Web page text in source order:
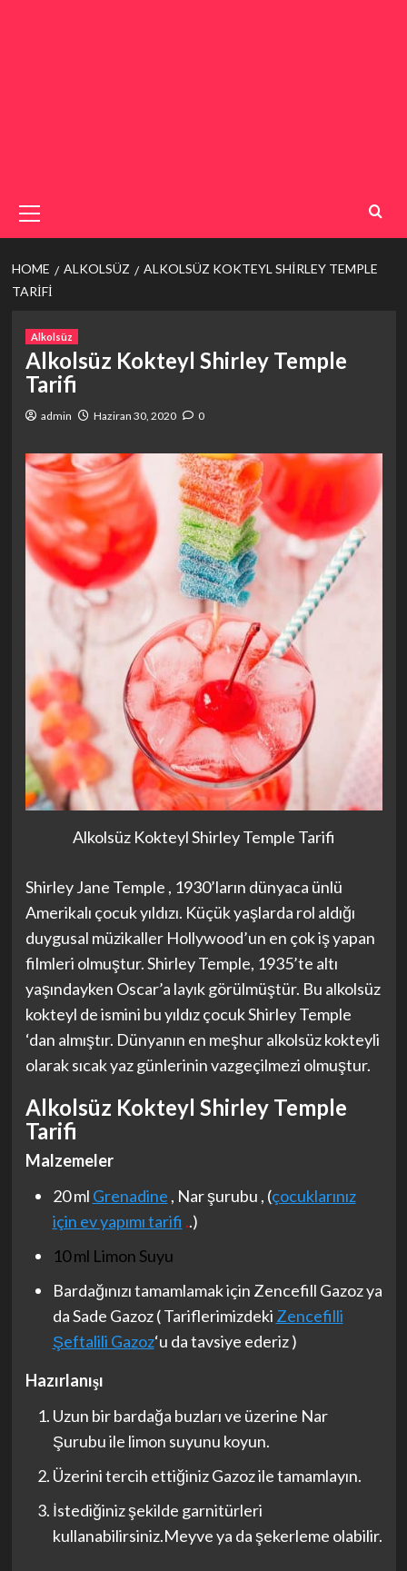
Menu
HOME ALKOLSÜZ
ALKOLSÜZ KOKTEYL SHIRLEY TEMPLE
TARIFI
Alkolsüz
Alkolsüz Kokteyl Shirley Temple
Tarifi
admin Haziran 30, 2020 0
Alkolsüz Kokteyl Shirley Temple Tarifi
Shirley Jane Temple , 1930’ların dünyaca ünlü
Amerikalı çocuk yıldızı. Küçük yaşlarda rol aldığı
duygusal müzikaller Hollywood’un en çok iş yapan
filmleri olmuştur. Shirley Temple, 1935’te altı
yaşındayken Oscar’a layık görülmüştür. Bu alkolsüz
kokteyl de ismini bu yıldız çocuk Shirley Temple
‘dan almıştır. Dünyanın en meşhur alkolsüz kokteyli
olarak sıcak yaz günlerinin vazgeçilmezi olmuştur.
Alkolsüz Kokteyl Shirley Temple
Tarifi
Malzemeler
20 ml Grenadine , Nar şurubu , (çocuklarınız
için ev yapımı tarifi ..)
10 ml Limon Suyu
Bardağınızı tamamlamak için Zencefill Gazoz ya
da Sade Gazoz ( Tariflerimizdeki Zencefilli
Şeftalili Gazoz‘u da tavsiye ederiz )
Hazırlanışı
Uzun bir bardağa buzları ve üzerine Nar
Şurubu ile limon suyunu koyun.
Üzerini tercih ettiğiniz Gazoz ile tamamlayın.
İstediğiniz şekilde garnitürleri
kullanabilirsiniz.Meyve ya da şekerleme olabilir.